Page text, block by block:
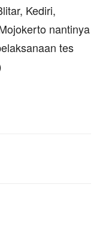
Kediri,
nantinya
tes